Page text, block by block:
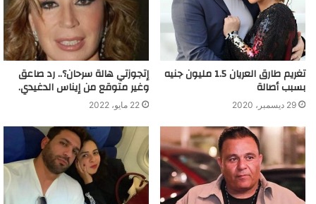
تغريم طارق العريان 1.5 مليون جنيه
بسبب أصالة
29 ديسمبر، 2020
إتجوزتي هالة سرحان؟.. رد صاعق
وغير متوقع من إيناس الدغيدي.
22 مايو، 2022